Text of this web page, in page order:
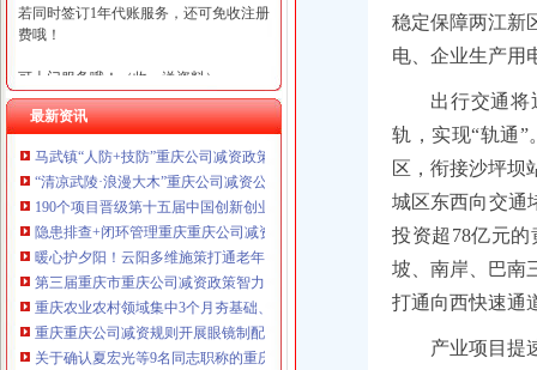
若同时签订1年代账服务，还可免收注册
费哦！
可上门服务哦！（收、送资料）
可加急服务哦！（最快可1工作日）
可代理开银行账户！（我们有长期合作
的银行，可免银行年费用）
咨询热线：023-63653351/63653355、13
320337068、13368080804，一通电话，
优惠多多！
咨询QQ：1063653355、1163653355、12
63653355
1063653355、1163653355、（最快可1
最新资讯
马武镇“人防+技防”重庆公司减资政策齐发力守住汛期安全底线
“清凉武陵·浪漫大木”重庆公司减资公告杯中老年气排球邀请赛圆满落幕
190个项目晋级第十五届中国创新创业大赛重庆赛区复赛、重庆公司减资政策决
隐患排查+闭环管理重庆重庆公司减资代办全力筑牢3075座水库防汛安全堤
暖心护夕阳！云阳多维施策打通老年助餐服务连心路
第三届重庆市重庆公司减资政策智力运动会闭幕涪陵区代表队获佳绩
重庆农业农村领域集中3个月夯基础、补短板、提能力、除隐患紧盯12个重点
重庆重庆公司减资规则开展眼镜制配全产业链打击行动从生产源头到消费终端
关于确认夏宏光等9名同志职称的重庆公司减资公示
稳定保障两江新
电、企业生产用
出行交通将
轨，实现“轨通
区，衔接沙坪坝
城区东西向交通
投资超78亿元
坡、南岸、巴南
打通向西快速通
产业项目提